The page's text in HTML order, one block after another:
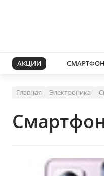
АКЦИИ
Главная Электроника